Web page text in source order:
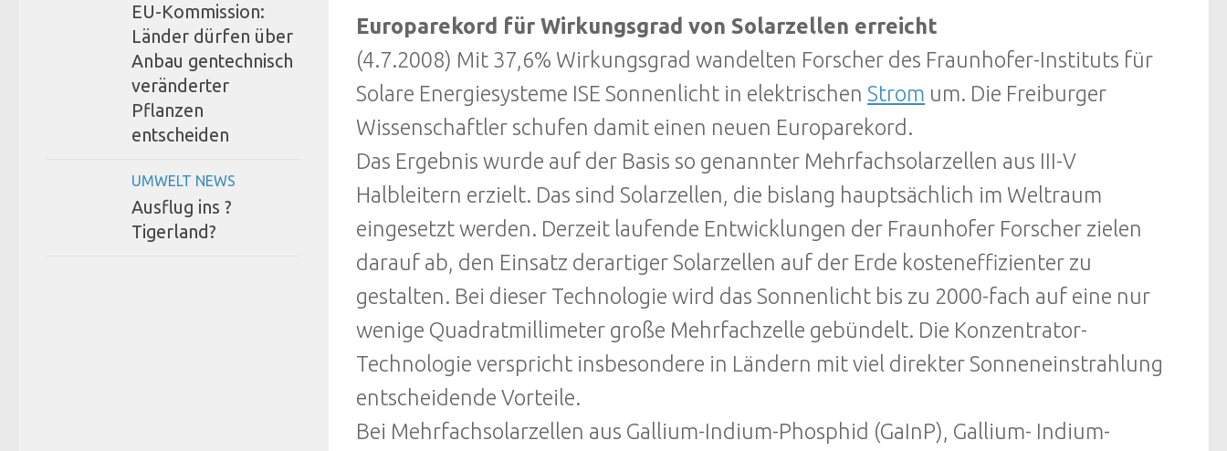
Europarekord für Wirkungsgrad von Solarzellen erreicht
(4.7.2008) Mit 37,6% Wirkungsgrad wandelten Forscher des Fraunhofer-Instituts für
Solare Energiesysteme ISE Sonnenlicht in elektrischen Strom um. Die Freiburger
Wissenschaftler schufen damit einen neuen Europarekord.
Das Ergebnis wurde auf der Basis so genannter Mehrfachsolarzellen aus III-V
Halbleitern erzielt. Das sind Solarzellen, die bislang hauptsächlich im Weltraum
eingesetzt werden. Derzeit laufende Entwicklungen der Fraunhofer Forscher zielen
darauf ab, den Einsatz derartiger Solarzellen auf der Erde kosteneffizienter zu
gestalten. Bei dieser Technologie wird das Sonnenlicht bis zu 2000-fach auf eine nur
wenige Quadratmillimeter große Mehrfachzelle gebündelt. Die Konzentrator-
Technologie verspricht insbesondere in Ländern mit viel direkter Sonneneinstrahlung
entscheidende Vorteile.
Bei Mehrfachsolarzellen aus Gallium-Indium-Phosphid (GaInP), Gallium- Indium-
EU-Kommission:
Länder dürfen über
Anbau gentechnisch
veränderter
Pflanzen
entscheiden
UMWELT NEWS
Ausflug ins ?
Tigerland?